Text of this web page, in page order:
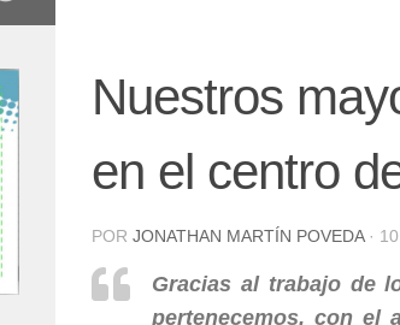
Nuestros
en el centro
POR JONATHAN MARTÍN POVEDA ·
Gracias al trabajo de
pertenecemos, con el